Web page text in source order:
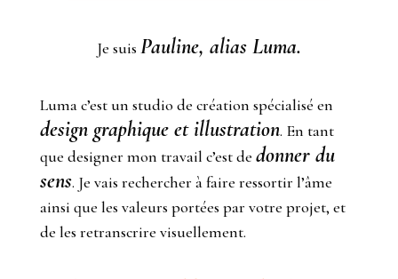
Je suis Pauline, alias Luma.
Luma c’est un studio de création spécialisé en
design graphique et illustration. En tant
que designer mon travail c’est de donner du
sens. Je vais rechercher à faire ressortir l’âme
ainsi que les valeurs portées par votre projet, et
de les retranscrire visuellement.